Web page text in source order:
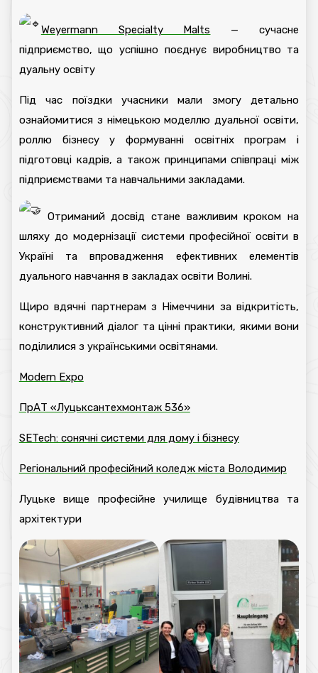
Weyermann Specialty Malts — сучасне
підприємство, що успішно поєднує виробництво та
дуальну освіту
Під час поїздки учасники мали змогу детально
ознайомитися з німецькою моделлю дуальної освіти,
роллю бізнесу у формуванні освітніх програм і
підготовці кадрів, а також принципами співпраці між
підприємствами та навчальними закладами.
Отриманий досвід стане важливим кроком на
шляху до модернізації системи професійної освіти в
Україні та впровадження ефективних елементів
дуального навчання в закладах освіти Волині.
Щиро вдячні партнерам з Німеччини за відкритість,
конструктивний діалог та цінні практики, якими вони
поділилися з українськими освітянами.
Modern Expo
ПрАТ «Луцьксантехмонтаж 536»
SETech: сонячні системи для дому і бізнесу
Регіональний професійний коледж міста Володимир
Луцьке вище професійне училище будівництва та
архітектури